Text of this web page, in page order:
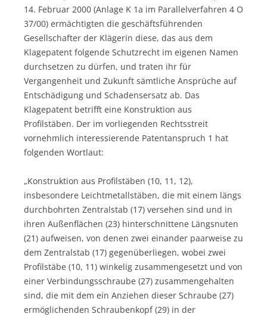
14. Februar 2000 (Anlage K 1a im Parallelverfahren 4 O
37/00) ermächtigten die geschäftsführenden
Gesellschafter der Klägerin diese, das aus dem
Klagepatent folgende Schutzrecht im eigenen Namen
durchsetzen zu dürfen, und traten ihr für
Vergangenheit und Zukunft sämtliche Ansprüche auf
Entschädigung und Schadensersatz ab. Das
Klagepatent betrifft eine Konstruktion aus
Profilstäben. Der im vorliegenden Rechtsstreit
vornehmlich interessierende Patentanspruch 1 hat
folgenden Wortlaut:
„Konstruktion aus Profilstäben (10, 11, 12),
insbesondere Leichtmetallstäben, die mit einem längs
durchbohrten Zentralstab (17) versehen sind und in
ihren Außenflächen (23) hinterschnittene Längsnuten
(21) aufweisen, von denen zwei einander paarweise zu
dem Zentralstab (17) gegenüberliegen, wobei zwei
Profilstäbe (10, 11) winkelig zusammengesetzt und von
einer Verbindungsschraube (27) zusammengehalten
sind, die mit dem ein Anziehen dieser Schraube (27)
ermöglichenden Schraubenkopf (29) in der